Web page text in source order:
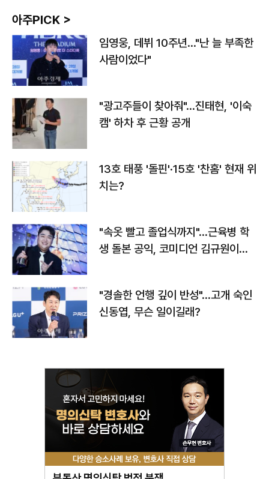
아주PICK >
임영웅, 데뷔 10주년…"난 늘 부족한
사람이었다"
"광고주들이 찾아줘"…진태현, '이숙
캠' 하차 후 근황 공개
13호 태풍 '돌핀'·15호 '찬홈' 현재 위
치는?
"속옷 빨고 졸업식까지"…근육병 학
생 돌본 공익, 코미디언 김규원이었
"경솔한 언행 깊이 반성"…고개 숙인
신동엽, 무슨 일이길래?